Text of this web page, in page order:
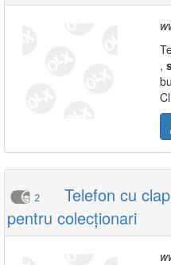
,
2
Telefon cu
pentru colecționari